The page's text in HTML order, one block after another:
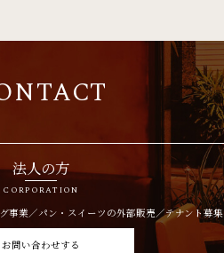
法人の方
CORPORATION
事業／パン・スイーツの外部販売／テナント募集
お問い合わせする